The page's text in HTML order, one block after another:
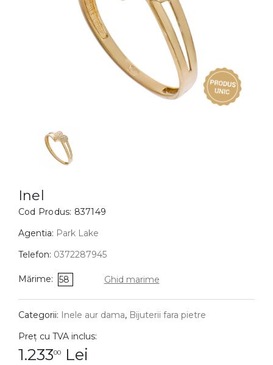
BIJUTERII COPII
Cercei
Bratari
Coliere
Lanturi
Pandantive
DIAMANTE Vezi toate
Cercei
Inel
Cod Produs: 837149
Agentia: Park Lake
Telefon: 0372287945
Mărime: 58 Ghid marime
Categorii: Inele aur dama, Bijuterii fara pietre
Preț cu TVA inclus:
1.23300 Lei